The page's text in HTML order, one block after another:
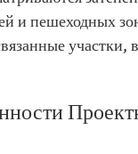
и пешеходных